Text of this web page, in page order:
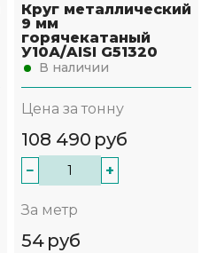
Круг металлический
9 мм
горячекатаный
У10А/AISI G51320
В наличии
Цена за тонну
108 490 руб
− +
За метр
54 руб